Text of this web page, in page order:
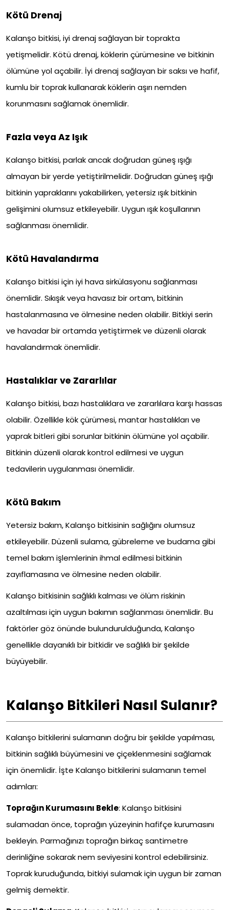
Kötü Drenaj
Kalanşo bitkisi, iyi drenaj sağlayan bir toprakta
yetişmelidir. Kötü drenaj, köklerin çürümesine ve bitkinin
ölümüne yol açabilir. İyi drenaj sağlayan bir saksı ve hafif,
kumlu bir toprak kullanarak köklerin aşırı nemden
korunmasını sağlamak önemlidir.
Fazla veya Az Işık
Kalanşo bitkisi, parlak ancak doğrudan güneş ışığı
almayan bir yerde yetiştirilmelidir. Doğrudan güneş ışığı
bitkinin yapraklarını yakabilirken, yetersiz ışık bitkinin
gelişimini olumsuz etkileyebilir. Uygun ışık koşullarının
sağlanması önemlidir.
Kötü Havalandırma
Kalanşo bitkisi için iyi hava sirkülasyonu sağlanması
önemlidir. Sıkışık veya havasız bir ortam, bitkinin
hastalanmasına ve ölmesine neden olabilir. Bitkiyi serin
ve havadar bir ortamda yetiştirmek ve düzenli olarak
havalandırmak önemlidir.
Hastalıklar ve Zararlılar
Kalanşo bitkisi, bazı hastalıklara ve zararlılara karşı hassas
olabilir. Özellikle kök çürümesi, mantar hastalıkları ve
yaprak bitleri gibi sorunlar bitkinin ölümüne yol açabilir.
Bitkinin düzenli olarak kontrol edilmesi ve uygun
tedavilerin uygulanması önemlidir.
Kötü Bakım
Yetersiz bakım, Kalanşo bitkisinin sağlığını olumsuz
etkileyebilir. Düzenli sulama, gübreleme ve budama gibi
temel bakım işlemlerinin ihmal edilmesi bitkinin
zayıflamasına ve ölmesine neden olabilir.
Kalanşo bitkisinin sağlıklı kalması ve ölüm riskinin
azaltılması için uygun bakımın sağlanması önemlidir. Bu
faktörler göz önünde bulundurulduğunda, Kalanşo
genellikle dayanıklı bir bitkidir ve sağlıklı bir şekilde
büyüyebilir.
Kalanşo Bitkileri Nasıl Sulanır?
Kalanşo bitkilerini sulamanın doğru bir şekilde yapılması,
bitkinin sağlıklı büyümesini ve çiçeklenmesini sağlamak
için önemlidir. İşte Kalanşo bitkilerini sulamanın temel
adımları:
Toprağın Kurumasını Bekle: Kalanşo bitkisini
sulamadan önce, toprağın yüzeyinin hafifçe kurumasını
bekleyin. Parmağınızı toprağın birkaç santimetre
derinliğine sokarak nem seviyesini kontrol edebilirsiniz.
Toprak kuruduğunda, bitkiyi sulamak için uygun bir zaman
gelmiş demektir.